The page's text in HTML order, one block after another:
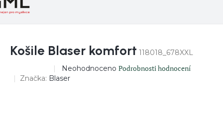
Košile Blaser komfort 118018_678XXL
Průměrné
hodnocení
Neohodnoceno Podrobnosti hodnocení
Značka: Blaser